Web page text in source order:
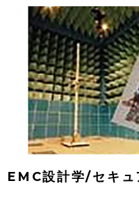
EMC設計学/セキュ